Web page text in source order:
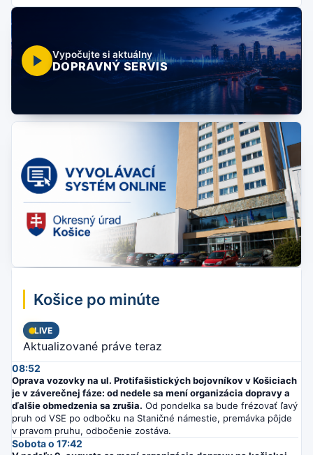
Vypočujte si aktuálny
DOPRAVNÝ SERVIS
Košice po minúte
LIVE
Aktualizované práve teraz
08:52
Oprava vozovky na ul. Protifašistických bojovníkov v Košiciach
je v záverečnej fáze: od nedele sa mení organizácia dopravy a
ďalšie obmedzenia sa zrušia. Od pondelka sa bude frézovať ľavý
pruh od VSE po odbočku na Staničné námestie, premávka pôjde
v pravom pruhu, odbočenie zostáva.
Sobota o 17:42